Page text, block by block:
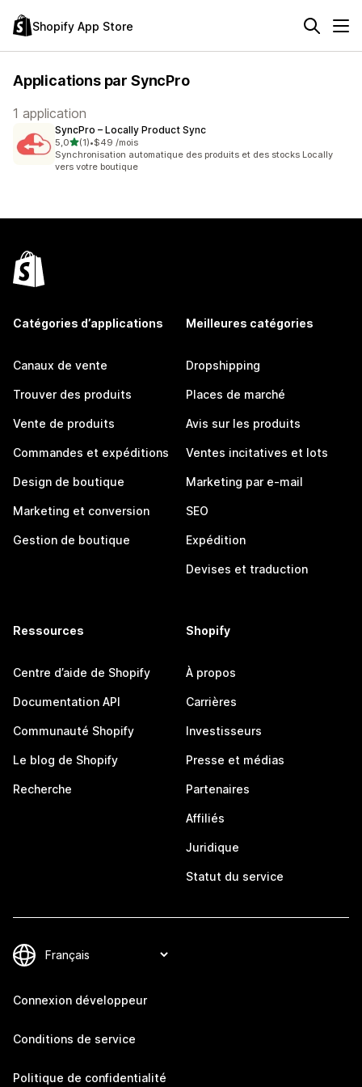
Shopify App Store
Applications par SyncPro
1 application
SyncPro – Locally Product Sync
5,0étoile(s) sur 5
(1)
1 avis au total
•$49 /mois
Synchronisation automatique des produits et des stocks Locally
vers votre boutique
Catégories d’applications
Canaux de vente
Trouver des produits
Vente de produits
Commandes et expéditions
Design de boutique
Marketing et conversion
Gestion de boutique
Meilleures catégories
Dropshipping
Places de marché
Avis sur les produits
Ventes incitatives et lots
Marketing par e-mail
SEO
Expédition
Devises et traduction
Ressources
Centre d’aide de Shopify
Documentation API
Communauté Shopify
Le blog de Shopify
Recherche
Shopify
À propos
Carrières
Investisseurs
Presse et médias
Partenaires
Affiliés
Juridique
Statut du service
Connexion développeur
Conditions de service
Politique de confidentialité